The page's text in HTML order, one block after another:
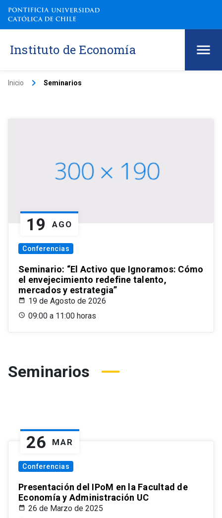
Instituto de Economía
Inicio keyboard_arrow_right Seminarios
19 AGO
Conferencias
Seminario: “El Activo que Ignoramos: Cómo
el envejecimiento redefine talento,
mercados y estrategia”
19 de Agosto de 2026
09:00 a 11:00 horas
Seminarios
26 MAR
Conferencias
Presentación del IPoM en la Facultad de
Economía y Administración UC
26 de Marzo de 2025